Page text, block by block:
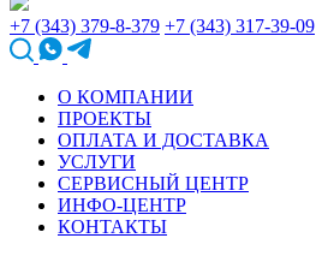
+7 (343) 379-8-379 +7 (343) 317-39-09
О КОМПАНИИ
ПРОЕКТЫ
ОПЛАТА И ДОСТАВКА
УСЛУГИ
СЕРВИСНЫЙ ЦЕНТР
ИНФО-ЦЕНТР
КОНТАКТЫ